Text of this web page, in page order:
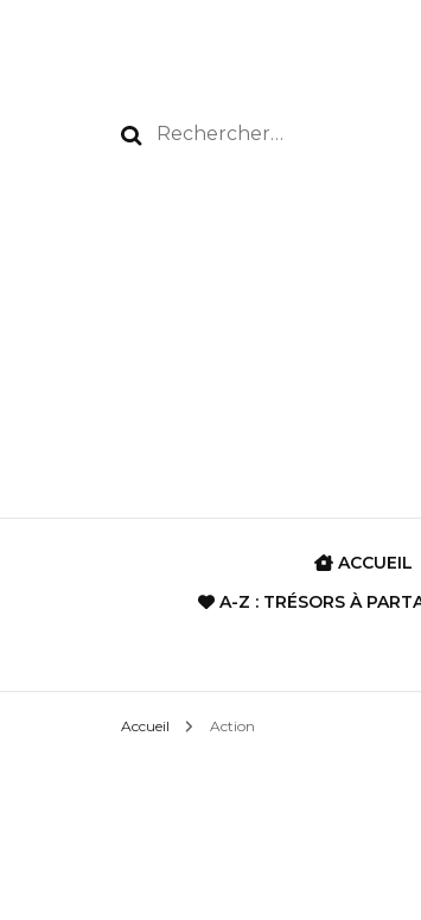
Rechercher :
ACCUEIL
A-Z : TRÉSORS À
Accueil Action